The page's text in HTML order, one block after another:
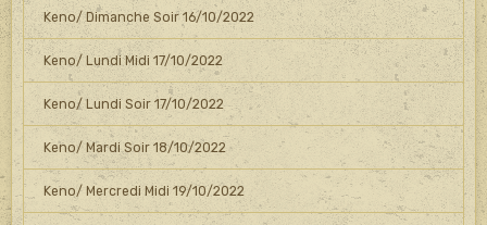
Keno/ Dimanche Soir 16/10/2022
Keno/ Lundi Midi 17/10/2022
Keno/ Lundi Soir 17/10/2022
Keno/ Mardi Soir 18/10/2022
Keno/ Mercredi Midi 19/10/2022